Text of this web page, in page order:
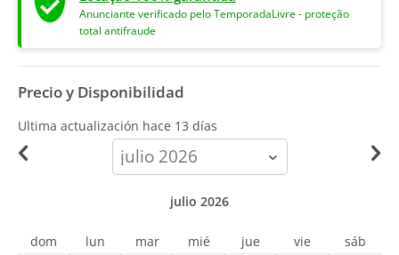
Anunciante verificado pelo TemporadaLivre - proteção
total antifraude
Precio y Disponibilidad
Ultima actualización hace 13 días
calendar-
month
julio 2026
dom lun mar mié jue vie sáb